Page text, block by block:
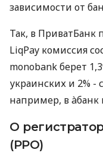
зависимости от
Так, в ПриватБанк
LiqPay комиссия
monobank берет
украинских и 2% -
например, в àбанк
О
(РРО)